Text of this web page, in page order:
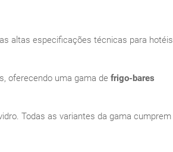
altas especificações técnicas para hotéis
oferecendo uma gama de frigo-bares
Todas as variantes da gama cumprem